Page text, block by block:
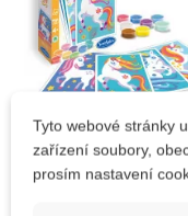
Na dotaz
Sentosphere
Tyto webové stránky
zařízení soubory,
prosím nastavení